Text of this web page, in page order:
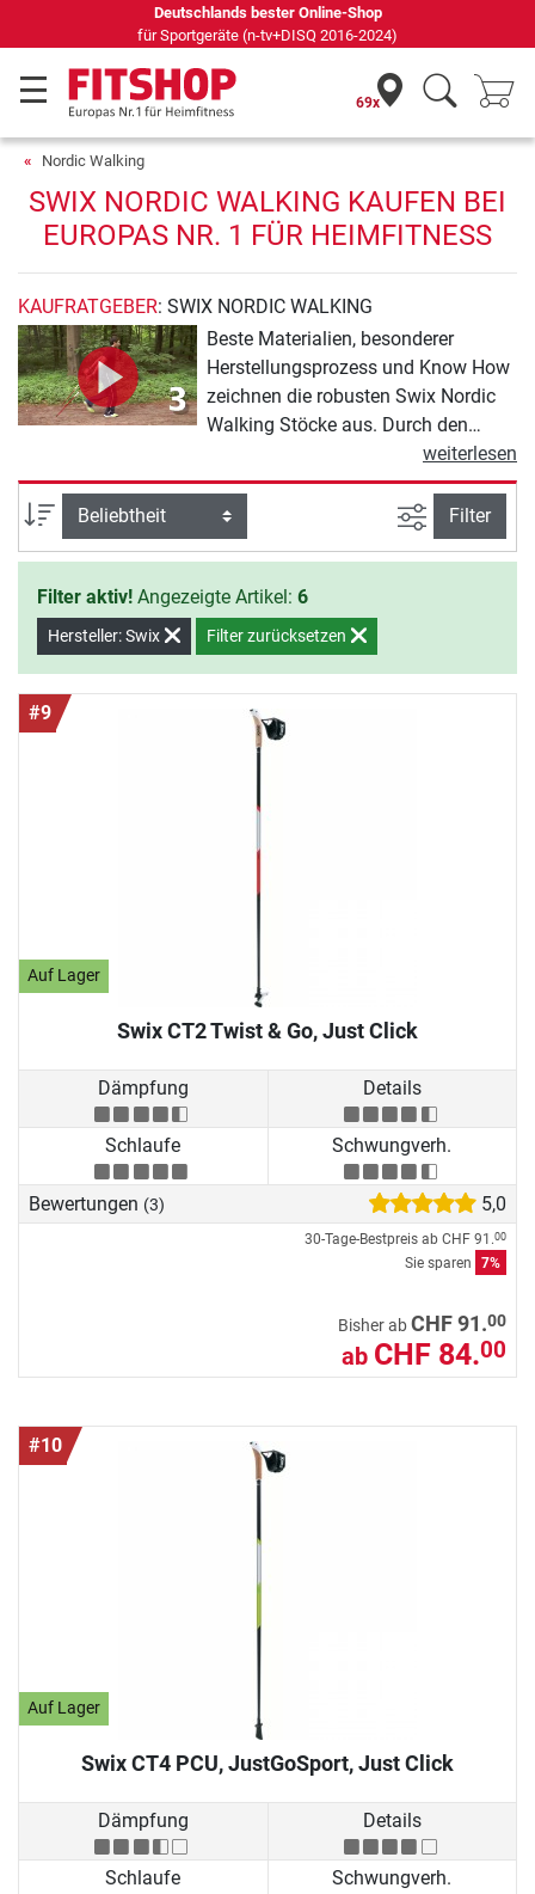
Deutschlands bester Online-Shop
für Sportgeräte (n-tv+DISQ 2016-2024)
69x
Nordic Walking
SWIX NORDIC WALKING KAUFEN BEI
EUROPAS NR. 1 FÜR HEIMFITNESS
KAUFRATGEBER: SWIX NORDIC WALKING
Beste Materialien, besonderer
Herstellungsprozess und Know How
zeichnen die robusten Swix Nordic
Walking Stöcke aus. Durch den
Carbon-Schaft sind die Swix Nordic
Walking Stöcke besonders leicht. Der
angenehme Naturkork-Griff, die
bequeme JustClick Schlaufe und die
praktische Twist & Go Spitze
machen die Swix Stöcke zu einem
perfekten Walkingpartner.
weiterlesen
Sortierung Ansicht
Filter
Filter aktiv! Angezeigte Artikel: 6
Hersteller: Swix Filter zurücksetzen
#9
Auf Lager
Swix CT2 Twist & Go, Just Click
Dämpfung Details
Schlaufe Schwungverh.
Bewertungen (3) 5,0
30-Tage-Bestpreis ab CHF 91.00
Sie sparen 7%
Bisher abCHF 91.00
ab CHF 84.00
#10
Auf Lager
Swix CT4 PCU, JustGoSport, Just Click
Dämpfung Details
Schlaufe Schwungverh.